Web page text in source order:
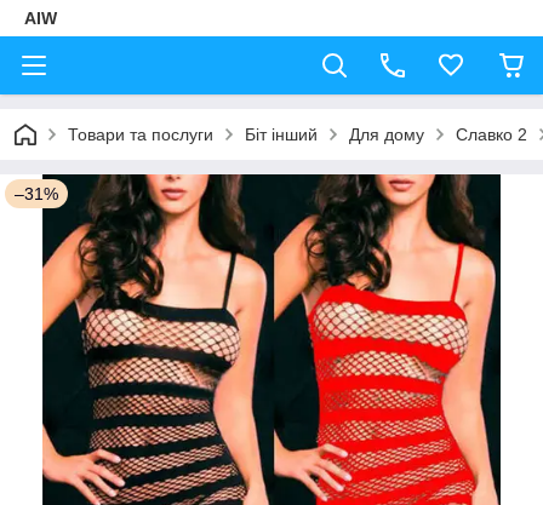
AIW
Товари та послуги Біт інший Для дому Славко 2
–31%